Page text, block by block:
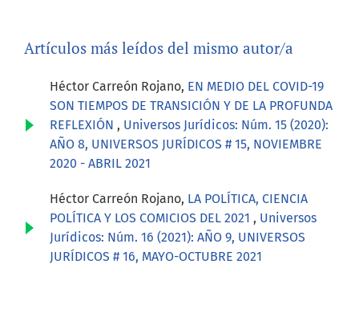
Artículos más leídos del mismo autor/a
Héctor Carreón Rojano, EN MEDIO DEL COVID-19
SON TIEMPOS DE TRANSICIÓN Y DE LA PROFUNDA
REFLEXIÓN , Universos Jurídicos: Núm. 15 (2020):
AÑO 8, UNIVERSOS JURÍDICOS # 15, NOVIEMBRE
2020 - ABRIL 2021
Héctor Carreón Rojano, LA POLÍTICA, CIENCIA
POLÍTICA Y LOS COMICIOS DEL 2021 , Universos
Jurídicos: Núm. 16 (2021): AÑO 9, UNIVERSOS
JURÍDICOS # 16, MAYO-OCTUBRE 2021